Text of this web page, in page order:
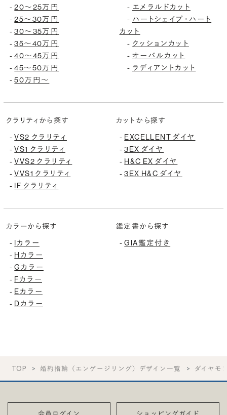
-20〜25万円
-25〜30万円
-30〜35万円
-35〜40万円
-40〜45万円
-45〜50万円
-50万円〜
- エメラルドカット
- ハートシェイプ・ハート
カット
- クッションカット
- オーバルカット
- ラディアントカット
クラリティから探す
-VS2 クラリティ
-VS1 クラリティ
-VVS2 クラリティ
-VVS1 クラリティ
- IF クラリティ
カットから探す
- EXCELLENT ダイヤ
-3EX ダイヤ
- H&C EX ダイヤ
-3EX H&C ダイヤ
カラーから探す
- Iカラー
- Hカラー
-Gカラー
- Fカラー
- Eカラー
- Dカラー
鑑定書から探す
-GIA鑑定付き
TOP 婚約指輪（エンゲージリング）デザイン一覧 ダイヤモ